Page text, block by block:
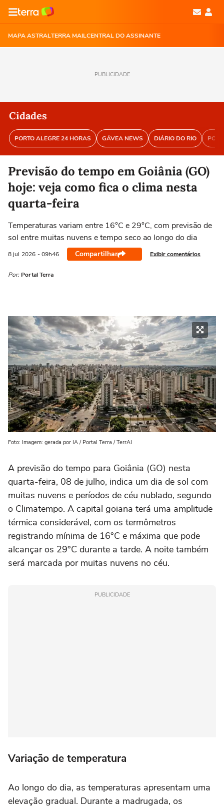
MAPA ASTRALTERRA MAILCENTRAL DO ASSINANTE
PUBLICIDADE
Cidades
PORTO ALEGRE 24 HORAS GÁVEA NEWS DIÁRIO DO RIO
Previsão do tempo em Goiânia (GO)
hoje: veja como fica o clima nesta
quarta-feira
Temperaturas variam entre 16°C e 29°C, com previsão de
sol entre muitas nuvens e tempo seco ao longo do dia
8 jul 2026 - 09h46 Compartilhar Exibir comentários
Por: Portal Terra
Foto: Imagem: gerada por IA / Portal Terra / TerrAI
A previsão do tempo para Goiânia (GO) nesta
quarta-feira, 08 de julho, indica um dia de sol com
muitas nuvens e períodos de céu nublado, segundo
o Climatempo. A capital goiana terá uma amplitude
térmica considerável, com os termômetros
registrando mínima de 16°C e máxima que pode
alcançar os 29°C durante a tarde. A noite também
será marcada por muitas nuvens no céu.
PUBLICIDADE
Variação de temperatura
Ao longo do dia, as temperaturas apresentam uma
elevação gradual. Durante a madrugada, os